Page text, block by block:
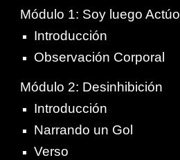
Módulo 1: Soy luego Actúo
Introducción
Observación Corporal
Módulo 2: Desinhibición
Introducción
Narrando un Gol
Verso